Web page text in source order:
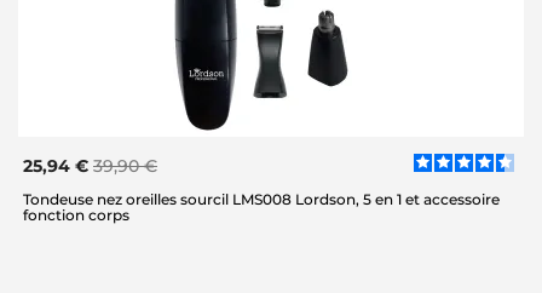
25,94 € 39,90 €
Tondeuse nez oreilles sourcil LMS008 Lordson, 5 en 1 et accessoire
fonction corps